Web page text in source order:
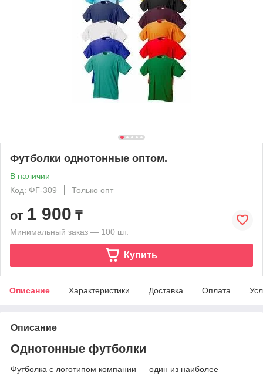
Футболки однотонные оптом.
В наличии
Код: ФГ-309
Только опт
от 1 900 ₸
Минимальный заказ — 100 шт.
Купить
Описание Характеристики Доставка Оплата
Описание
Однотонные футболки
Футболка с логотипом компании — один из наиболее